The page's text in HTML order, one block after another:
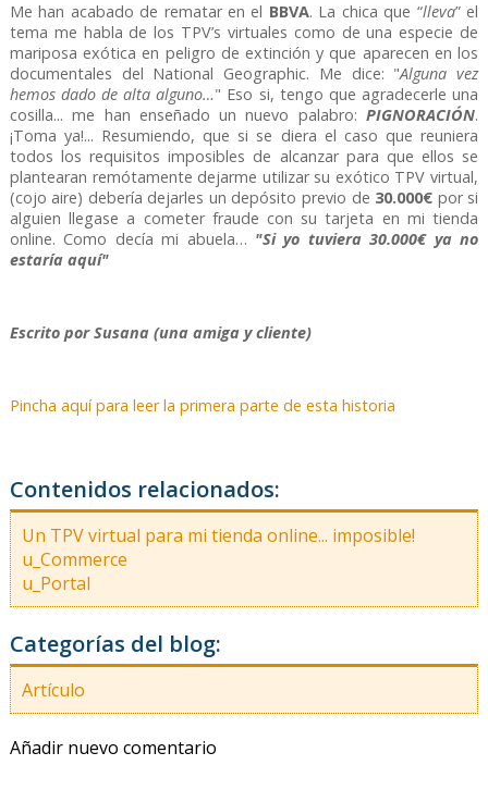
Me han acabado de rematar en el BBVA. La chica que “lleva” el
tema me habla de los TPV’s virtuales como de una especie de
mariposa exótica en peligro de extinción y que aparecen en los
documentales del National Geographic. Me dice: "Alguna vez
hemos dado de alta alguno…" Eso si, tengo que agradecerle una
cosilla... me han enseñado un nuevo palabro:PIGNORACIÓN.
¡Toma ya!... Resumiendo, que si se diera el caso que reuniera
todos los requisitos imposibles de alcanzar para que ellos se
plantearan remótamente dejarme utilizar su exótico TPV virtual,
(cojo aire) debería dejarles un depósito previo de 30.000€ por si
alguien llegase a cometer fraude con su tarjeta en mi tienda
online. Como decía mi abuela… "Si yo tuviera 30.000€ ya no
estaría aquí"
Escrito por Susana (una amiga y cliente)
Pincha aquí para leer la primera parte de esta historia
Contenidos relacionados:
Un TPV virtual para mi tienda online... imposible!
u_Commerce
u_Portal
Categorías del blog:
Artículo
Añadir nuevo comentario